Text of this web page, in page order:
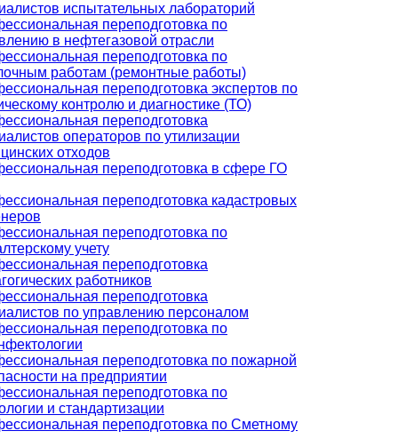
испытательных лабораторий
переподготовка по
в нефтегазовой отрасли
переподготовка по
работам (ремонтные работы)
переподготовка экспертов по
контролю и диагностике (ТО)
переподготовка
операторов по утилизации
отходов
переподготовка в сфере ГО
переподготовка кадастровых
переподготовка по
учету
переподготовка
работников
переподготовка
по управлению персоналом
переподготовка по
переподготовка по пожарной
на предприятии
переподготовка по
и стандартизации
переподготовка по Сметному